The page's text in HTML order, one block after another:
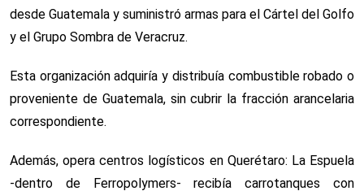
desde Guatemala y suministró armas para el Cártel del Golfo
y el Grupo Sombra de Veracruz.
Esta organización adquiría y distribuía combustible robado o
proveniente de Guatemala, sin cubrir la fracción arancelaria
correspondiente.
Además, opera centros logísticos en Querétaro: La Espuela
-dentro de Ferropolymers- recibía carrotanques con